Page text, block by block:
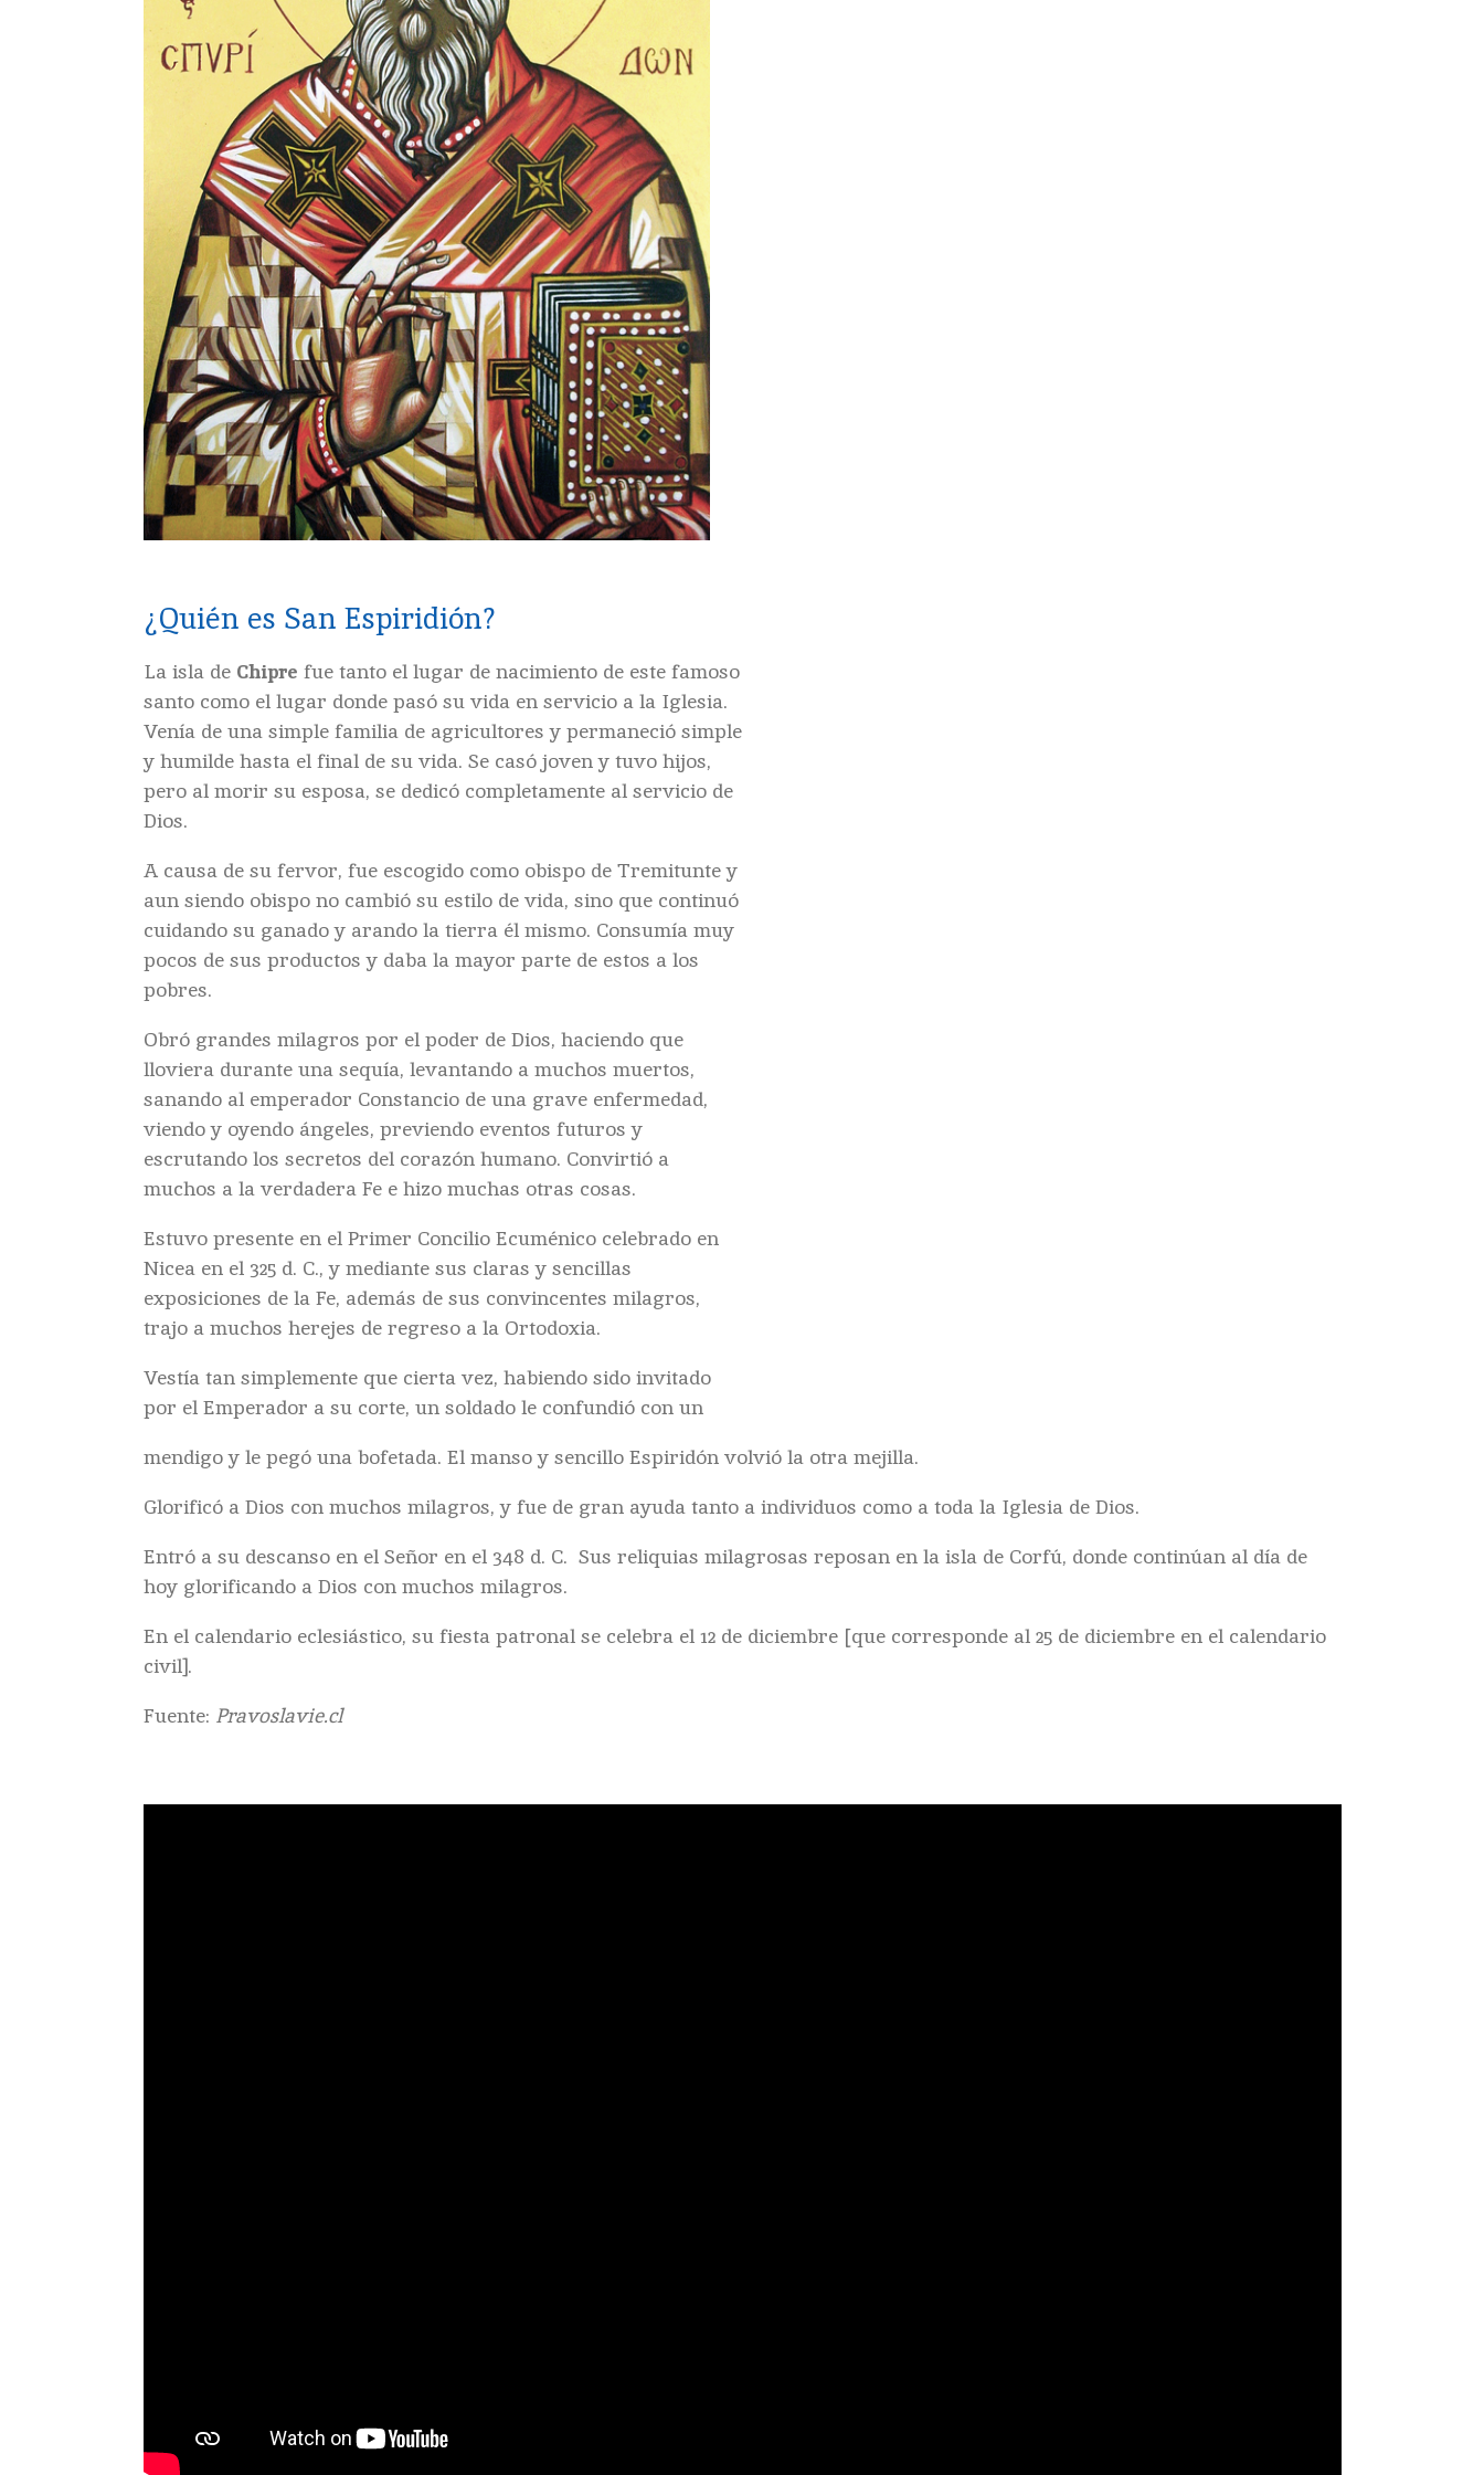
¿Quién es San Espiridión?
La isla de Chipre fue tanto el lugar de nacimiento de este famoso
santo como el lugar donde pasó su vida en servicio a la Iglesia.
Venía de una simple familia de agricultores y permaneció simple
y humilde hasta el final de su vida. Se casó joven y tuvo hijos,
pero al morir su esposa, se dedicó completamente al servicio de
Dios.
A causa de su fervor, fue escogido como obispo de Tremitunte y
aun siendo obispo no cambió su estilo de vida, sino que continuó
cuidando su ganado y arando la tierra él mismo. Consumía muy
pocos de sus productos y daba la mayor parte de estos a los
pobres.
Obró grandes milagros por el poder de Dios, haciendo que
lloviera durante una sequía, levantando a muchos muertos,
sanando al emperador Constancio de una grave enfermedad,
viendo y oyendo ángeles, previendo eventos futuros y
escrutando los secretos del corazón humano. Convirtió a
muchos a la verdadera Fe e hizo muchas otras cosas.
Estuvo presente en el Primer Concilio Ecuménico celebrado en
Nicea en el 325 d. C., y mediante sus claras y sencillas
exposiciones de la Fe, además de sus convincentes milagros,
trajo a muchos herejes de regreso a la Ortodoxia.
Vestía tan simplemente que cierta vez, habiendo sido invitado
por el Emperador a su corte, un soldado le confundió con un
mendigo y le pegó una bofetada. El manso y sencillo Espiridón volvió la otra mejilla.
Glorificó a Dios con muchos milagros, y fue de gran ayuda tanto a individuos como a toda la Iglesia de Dios.
Entró a su descanso en el Señor en el 348 d. C. Sus reliquias milagrosas reposan en la isla de Corfú, donde continúan al día de
hoy glorificando a Dios con muchos milagros.
En el calendario eclesiástico, su fiesta patronal se celebra el 12 de diciembre [que corresponde al 25 de diciembre en el calendario
civil].
Fuente: Pravoslavie.cl